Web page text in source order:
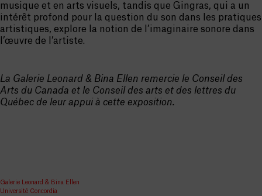
musique et en arts visuels, tandis que Gingras, qui a un
intérêt profond pour la question du son dans les pratiques
artistiques, explore la notion de l’imaginaire sonore dans
l’œuvre de l’artiste.
La Galerie Leonard & Bina Ellen remercie le Conseil des
Arts du Canada et le Conseil des arts et des lettres du
Québec de leur appui à cette exposition.
Galerie Leonard & Bina Ellen
Université Concordia